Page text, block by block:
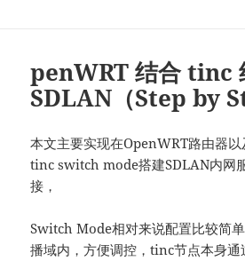
penWRT 结合 tinc
SDLAN（Step by
本文主要实现在OpenWRT路由器
tinc switch mode搭建SDLAN内网
接，
Switch Mode相对来说配置比较简
播域内，方便调控，tinc节点本身通